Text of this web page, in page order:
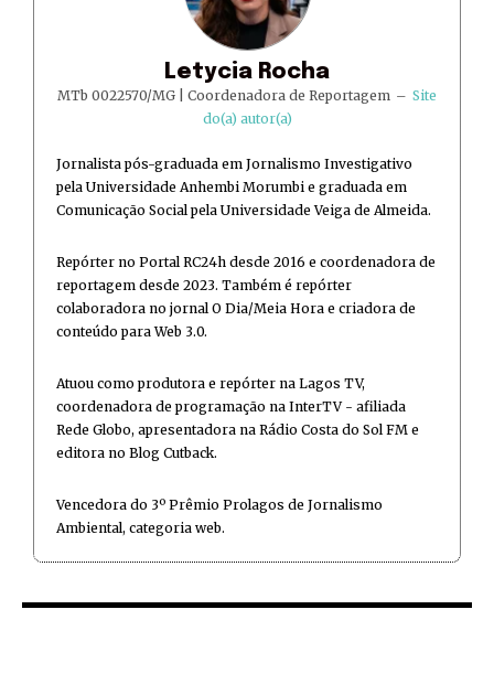
Letycia Rocha
MTb 0022570/MG | Coordenadora de Reportagem – Site
do(a) autor(a)
Jornalista pós-graduada em Jornalismo Investigativo
pela Universidade Anhembi Morumbi e graduada em
Comunicação Social pela Universidade Veiga de Almeida.
Repórter no Portal RC24h desde 2016 e coordenadora de
reportagem desde 2023. Também é repórter
colaboradora no jornal O Dia/Meia Hora e criadora de
conteúdo para Web 3.0.
Atuou como produtora e repórter na Lagos TV,
coordenadora de programação na InterTV - afiliada
Rede Globo, apresentadora na Rádio Costa do Sol FM e
editora no Blog Cutback.
Vencedora do 3º Prêmio Prolagos de Jornalismo
Ambiental, categoria web.